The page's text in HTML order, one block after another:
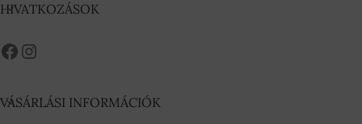
HIVATKOZÁSOK
VÁSÁRLÁSI INFORMÁCIÓK